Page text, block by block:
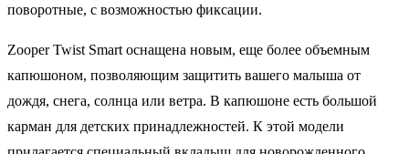
поворотные, с возможностью фиксации.
Zooper Twist Smart оснащена новым, еще более объемным
капюшоном, позволяющим защитить вашего малыша от
дождя, снега, солнца или ветра. В капюшоне есть большой
карман для детских принадлежностей. К этой модели